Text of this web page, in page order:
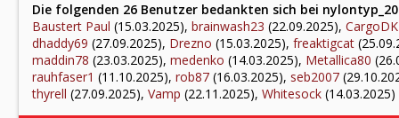
Die folgenden 26 Benutzer bedankten sich bei
Baustert Paul (15.03.2025), brainwash23 (22.09.2025), CargoDK
dhaddy69 (27.09.2025), Drezno (15.03.2025), freaktigcat
maddin78 (23.03.2025), medenko (14.03.2025), Metallica80
rauhfaser1 (11.10.2025), rob87 (16.03.2025), seb2007
thyrell (27.09.2025), Vamp (22.11.2025), Whitesock (14.03.2025)